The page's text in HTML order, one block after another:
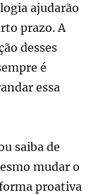
ajudarão
prazo. A
desses
é
essa
saiba de
mudar o
proativa